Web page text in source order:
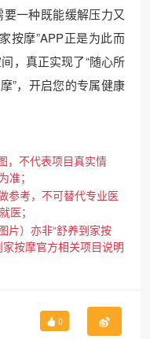
一种既能缓解压力又
按摩”APP正是为此而
，真正实现了“随心所
”，开启您的专属健康
，不代表项目真实情
准；
参考，不可替代专业医
医；
片）亦非“舒养到家按
按摩官方相关项目说明
0